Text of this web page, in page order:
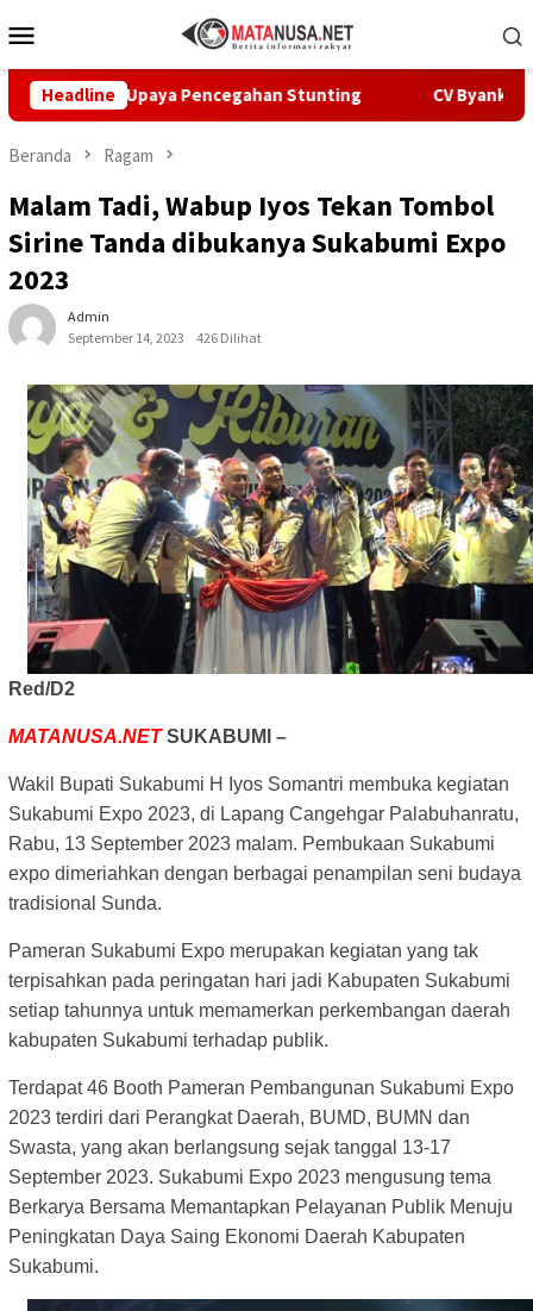
ke
Mobile
Headline
Pencegahan Stunting CV Byankarya Pastikan
Beranda Ragam
Malam Tadi, Wabup Iyos Tekan Tombol
Sirine Tanda dibukanya Sukabumi Expo
2023
Admin
September 14, 2023
426 Dilihat
Red/D2
MATANUSA.NET SUKABUMI –
Wakil Bupati Sukabumi H Iyos Somantri membuka kegiatan
Sukabumi Expo 2023, di Lapang Cangehgar Palabuhanratu,
Rabu, 13 September 2023 malam. Pembukaan Sukabumi
expo dimeriahkan dengan berbagai penampilan seni budaya
tradisional Sunda.
Pameran Sukabumi Expo merupakan kegiatan yang tak
terpisahkan pada peringatan hari jadi Kabupaten Sukabumi
setiap tahunnya untuk memamerkan perkembangan daerah
kabupaten Sukabumi terhadap publik.
Terdapat 46 Booth Pameran Pembangunan Sukabumi Expo
2023 terdiri dari Perangkat Daerah, BUMD, BUMN dan
Swasta, yang akan berlangsung sejak tanggal 13-17
September 2023. Sukabumi Expo 2023 mengusung tema
Berkarya Bersama Memantapkan Pelayanan Publik Menuju
Peningkatan Daya Saing Ekonomi Daerah Kabupaten
Sukabumi.